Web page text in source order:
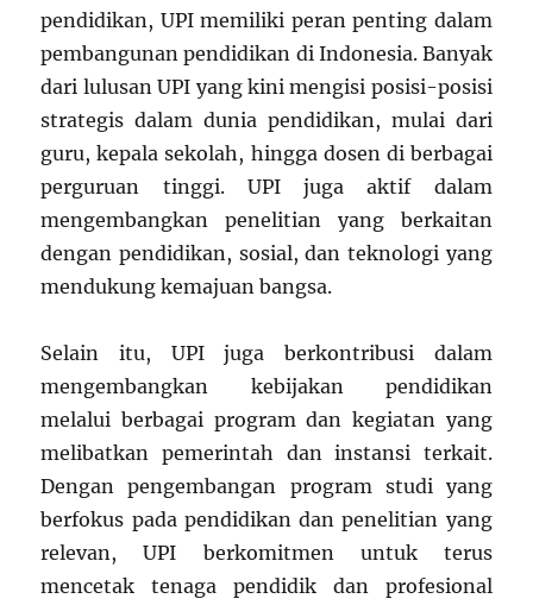
pendidikan, UPI memiliki peran penting dalam
pembangunan pendidikan di Indonesia. Banyak
dari lulusan UPI yang kini mengisi posisi-posisi
strategis dalam dunia pendidikan, mulai dari
guru, kepala sekolah, hingga dosen di berbagai
perguruan tinggi. UPI juga aktif dalam
mengembangkan penelitian yang berkaitan
dengan pendidikan, sosial, dan teknologi yang
mendukung kemajuan bangsa.
Selain itu, UPI juga berkontribusi dalam
mengembangkan kebijakan pendidikan
melalui berbagai program dan kegiatan yang
melibatkan pemerintah dan instansi terkait.
Dengan pengembangan program studi yang
berfokus pada pendidikan dan penelitian yang
relevan, UPI berkomitmen untuk terus
mencetak tenaga pendidik dan profesional